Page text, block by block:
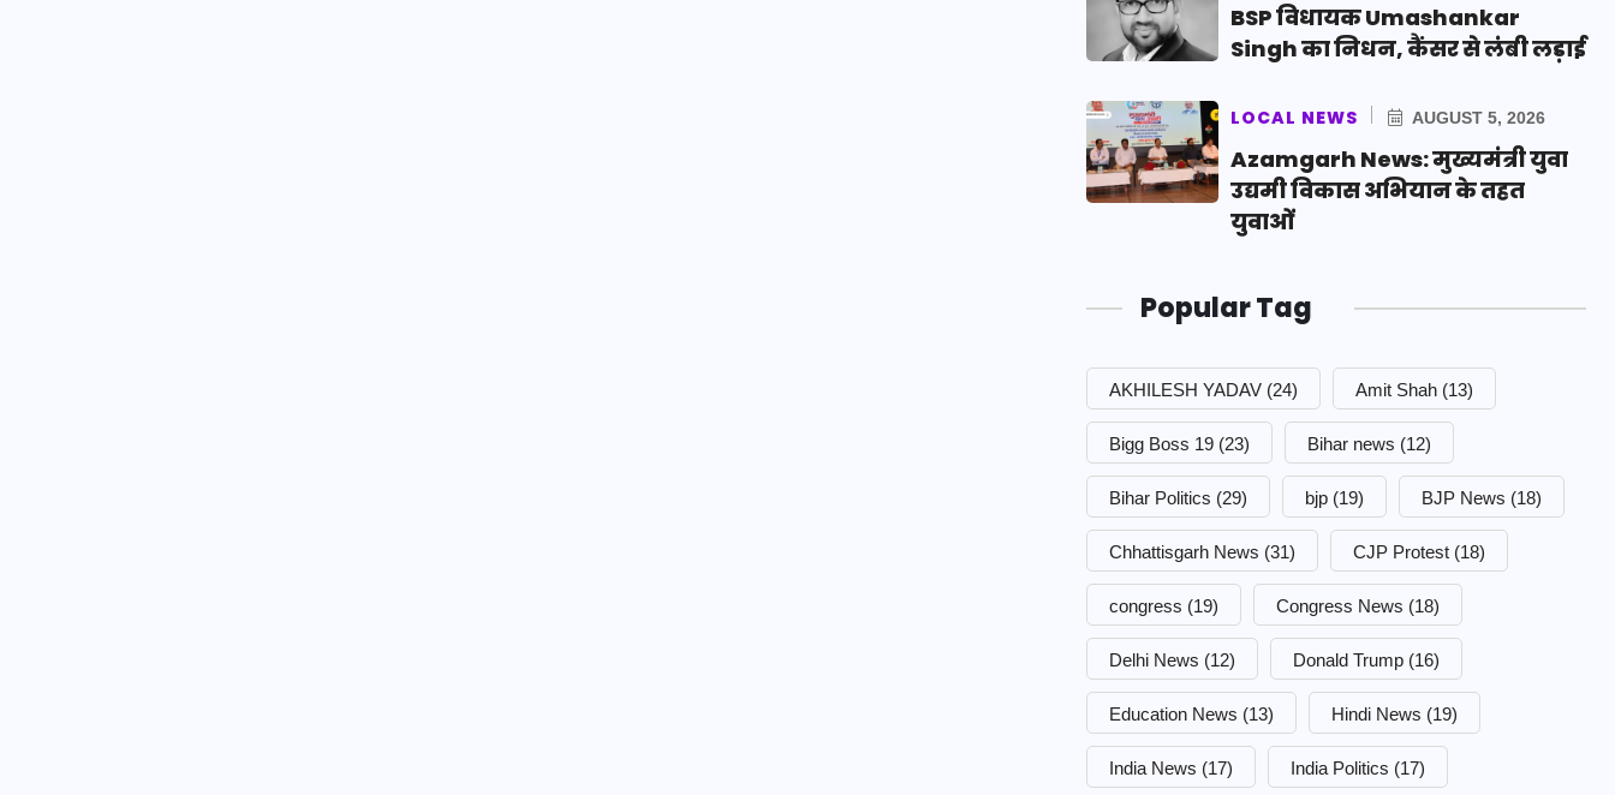
BSP विधायक Umashankar
Singh का निधन, कैंसर से लंबी लड़ाई
LOCAL NEWS AUGUST 5, 2026
Azamgarh News: मुख्यमंत्री युवा
उद्यमी विकास अभियान के तहत
युवाओं
Popular Tag
AKHILESH YADAV (24) Amit Shah (13)
Bigg Boss 19 (23) Bihar news (12)
Bihar Politics (29) bjp (19) BJP News (18)
Chhattisgarh News (31) CJP Protest (18)
congress (19) Congress News (18)
Delhi News (12) Donald Trump (16)
Education News (13) Hindi News (19)
India News (17) India Politics (17)